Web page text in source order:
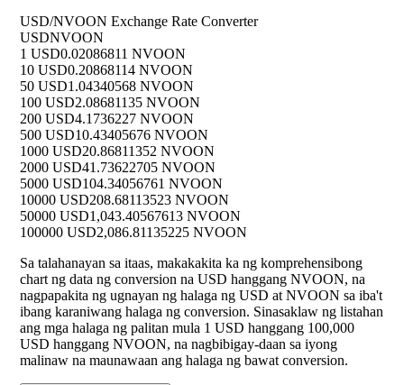
USD/NVOON Exchange Rate Converter
USDNVOON
1 USD0.02086811 NVOON
10 USD0.20868114 NVOON
50 USD1.04340568 NVOON
100 USD2.08681135 NVOON
200 USD4.1736227 NVOON
500 USD10.43405676 NVOON
1000 USD20.86811352 NVOON
2000 USD41.73622705 NVOON
5000 USD104.34056761 NVOON
10000 USD208.68113523 NVOON
50000 USD1,043.40567613 NVOON
100000 USD2,086.81135225 NVOON
Sa talahanayan sa itaas, makakakita ka ng komprehensibong
chart ng data ng conversion na USD hanggang NVOON, na
nagpapakita ng ugnayan ng halaga ng USD at NVOON sa iba't
ibang karaniwang halaga ng conversion. Sinasaklaw ng listahan
ang mga halaga ng palitan mula 1 USD hanggang 100,000
USD hanggang NVOON, na nagbibigay-daan sa iyong
malinaw na maunawaan ang halaga ng bawat conversion.